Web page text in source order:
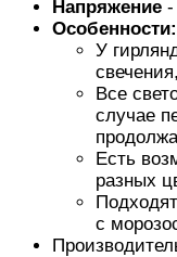
Напряжение -
Особенности:
У
свечения,
Все
случае
Есть
разных
с